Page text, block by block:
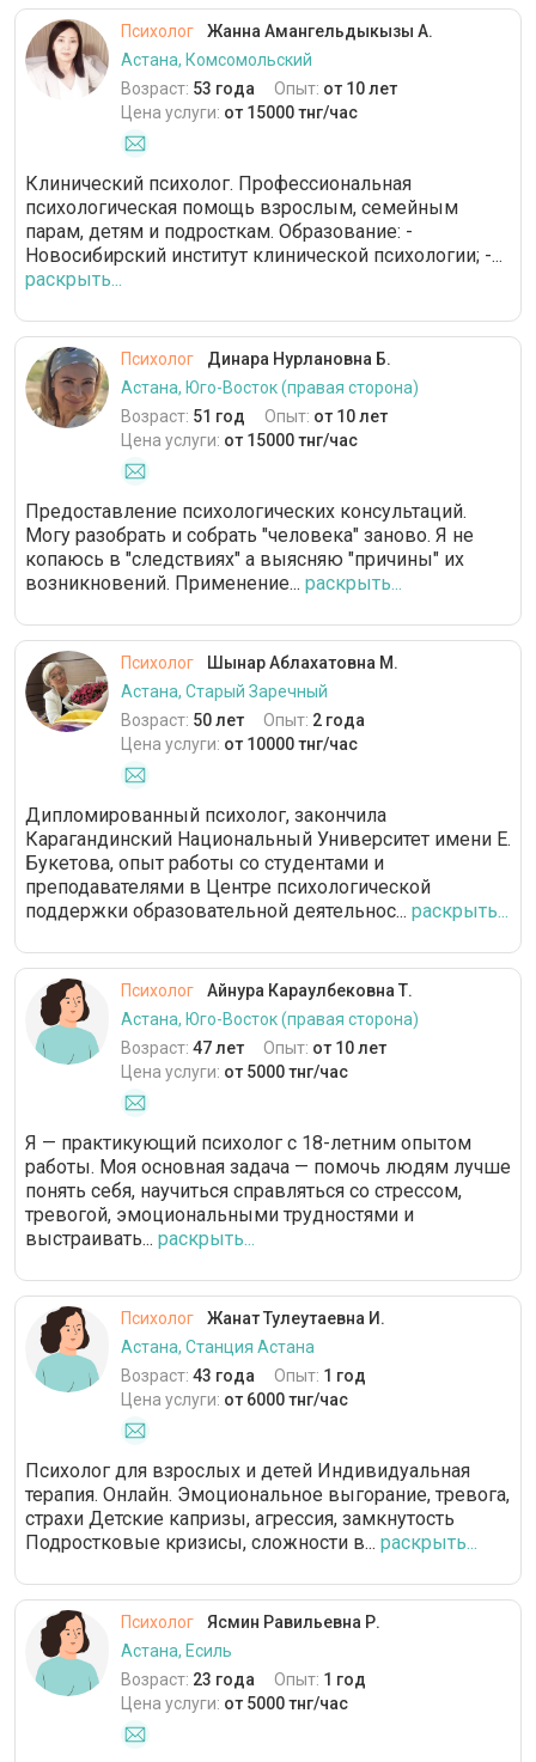
Психолог
Жанна Амангельдыкызы А.
Астана, Комсомольский
Возраст: 53 года Опыт: от 10 лет
Цена услуги: от 15000 тнг/час
Клинический психолог. Профессиональная
психологическая помощь взрослым, семейным
парам, детям и подросткам. Образование: -
Новосибирский институт клинической психологии; -...
раскрыть...
Психолог
Динара Нурлановна Б.
Астана, Юго-Восток (правая сторона)
Возраст: 51 год Опыт: от 10 лет
Цена услуги: от 15000 тнг/час
Предоставление психологических консультаций.
Могу разобрать и собрать "человека" заново. Я не
копаюсь в "следствиях" а выясняю "причины" их
возникновений. Применение... раскрыть...
Психолог
Шынар Аблахатовна М.
Астана, Старый Заречный
Возраст: 50 лет Опыт: 2 года
Цена услуги: от 10000 тнг/час
Дипломированный психолог, закончила
Карагандинский Национальный Университет имени Е.
Букетова, опыт работы со студентами и
преподавателями в Центре психологической
поддержки образовательной деятельнос... раскрыть...
Психолог
Айнура Караулбековна Т.
Астана, Юго-Восток (правая сторона)
Возраст: 47 лет Опыт: от 10 лет
Цена услуги: от 5000 тнг/час
Я — практикующий психолог с 18-летним опытом
работы. Моя основная задача — помочь людям лучше
понять себя, научиться справляться со стрессом,
тревогой, эмоциональными трудностями и
выстраивать... раскрыть...
Психолог
Жанат Тулеутаевна И.
Астана, Станция Астана
Возраст: 43 года Опыт: 1 год
Цена услуги: от 6000 тнг/час
Психолог для взрослых и детей Индивидуальная
терапия. Онлайн. Эмоциональное выгорание, тревога,
страхи Детские капризы, агрессия, замкнутость
Подростковые кризисы, сложности в... раскрыть...
Психолог
Ясмин Равильевна Р.
Астана, Есиль
Возраст: 23 года Опыт: 1 год
Цена услуги: от 5000 тнг/час